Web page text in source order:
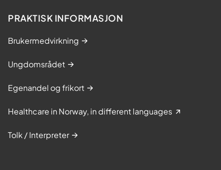
PRAKTISK INFORMASJON
Brukermedvirkning
Ungdomsrådet
Egenandel og frikort
Healthcare in Norway, in different languages
Tolk / Interpreter